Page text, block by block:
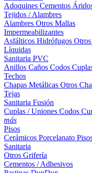
Adoquines Cementos
Tejidos / Alambres
Alambres Otros Mallas
Impermeabilizantes
Asfálticos Hidrófugos Otros
Líquidas
Sanitaria PVC
Anillos Caños Codos
Techos
Chapas Metálicas Otros
Tejas
Sanitaria Fusión
Cuplas / Uniones Codos
más
Pisos
Cerámicos Porcelanato
Sanitaria
Otros Grifería
Cementos / Adhesivos